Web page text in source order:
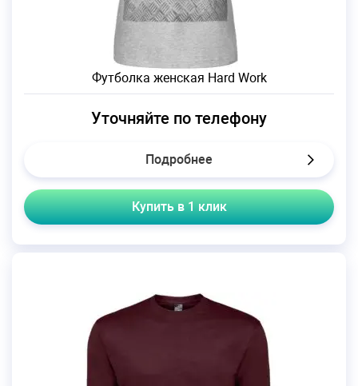
Футболка женская Hard Work
Уточняйте по телефону
Подробнее
Купить в 1 клик